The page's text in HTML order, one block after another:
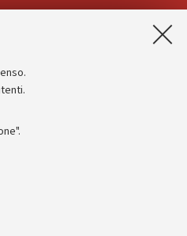
e accessibilità